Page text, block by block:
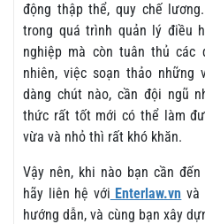
động thập thể, quy chế
trong quá trình quản lý điều
nghiệp mà còn tuân thủ các
nhiên, việc soạn thảo những
dàng chút nào, cần đội ngũ
thức rất tốt mới có thể làm
vừa và nhỏ thì rất khó khăn.
Vậy nên, khi nào bạn cần
hãy liên hệ với Enterlaw.vn và
hướng dẫn, và cùng bạn xây